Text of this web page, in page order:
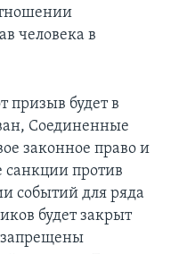
человека в
призыв будет в
Соединенные
законное право и
санкции против
событий для ряда
будет закрыт